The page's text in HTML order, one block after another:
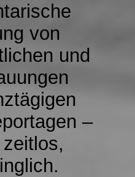
von
und
–